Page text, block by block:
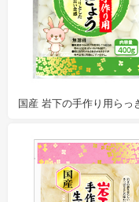
国産 岩下の手作り用らっ